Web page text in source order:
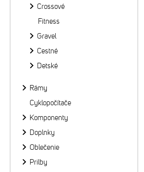
Crossové
Fitness
Gravel
Cestné
Detské
Rámy
Cyklopočítače
Komponenty
Doplnky
Oblečenie
Prilby